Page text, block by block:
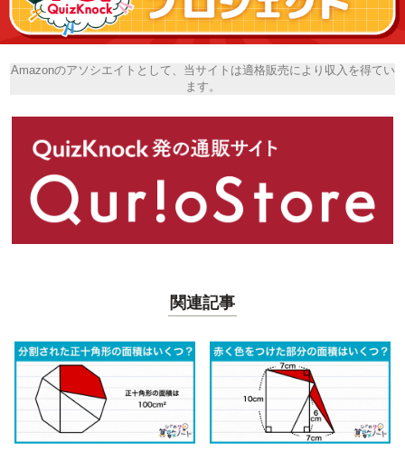
Amazonのアソシエイトとして、当サイトは適格販売により収入を得てい
ます。
関連記事